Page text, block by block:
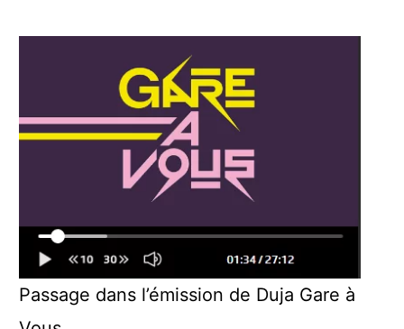
Passage dans l’émission de Duja Gare à